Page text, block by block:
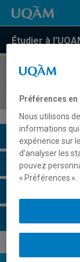
Étudier à
COURS//
Description du
Horaire - Été
Préférences
Nous utilisons
informations
expérience sur
d’analyser les
pouvez
« Préférences ».